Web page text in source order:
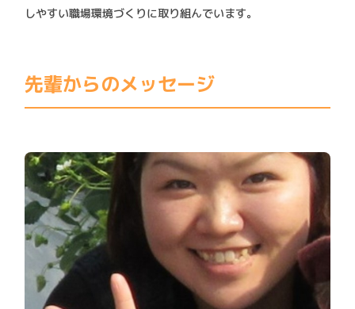
しやすい職場環境づくりに取り組んでいます。
先輩からのメッセージ